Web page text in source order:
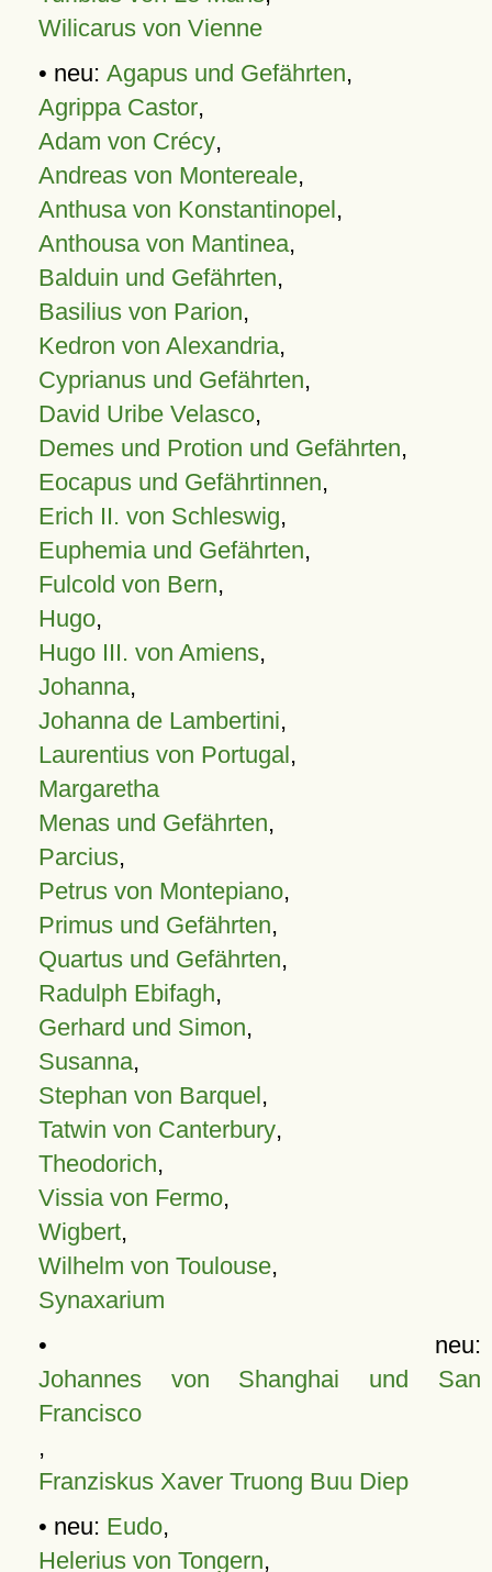
Wilicarus von Vienne
• neu: Agapus und Gefährten,
Agrippa Castor,
Adam von Crécy,
Andreas von Montereale,
Anthusa von Konstantinopel,
Anthousa von Mantinea,
Balduin und Gefährten,
Basilius von Parion,
Kedron von Alexandria,
Cyprianus und Gefährten,
David Uribe Velasco,
Demes und Protion und Gefährten,
Eocapus und Gefährtinnen,
Erich II. von Schleswig,
Euphemia und Gefährten,
Fulcold von Bern,
Hugo,
Hugo III. von Amiens,
Johanna,
Johanna de Lambertini,
Laurentius von Portugal,
Margaretha
Menas und Gefährten,
Parcius,
Petrus von Montepiano,
Primus und Gefährten,
Quartus und Gefährten,
Radulph Ebifagh,
Gerhard und Simon,
Susanna,
Stephan von Barquel,
Tatwin von Canterbury,
Theodorich,
Vissia von Fermo,
Wigbert,
Wilhelm von Toulouse,
Synaxarium
• neu:
Johannes von Shanghai und San
Francisco
,
Franziskus Xaver Truong Buu Diep
• neu: Eudo,
Helerius von Tongern,